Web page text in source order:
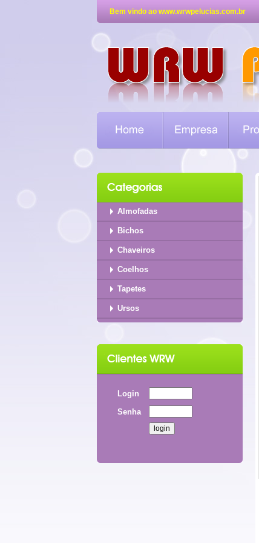
Bem vindo ao www.wrwpelucias.com.br
Almofadas
Bichos
Chaveiros
Coelhos
Tapetes
Ursos
Login
Senha